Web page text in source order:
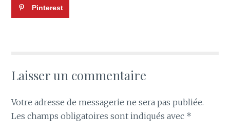
Pinterest
Laisser un commentaire
Votre adresse de messagerie ne sera pas publiée.
Les champs obligatoires sont indiqués avec *